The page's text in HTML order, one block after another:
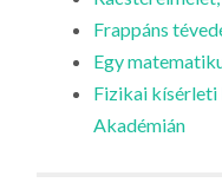
Frappáns
Egy
Fizikai kísérleti
Akadémián